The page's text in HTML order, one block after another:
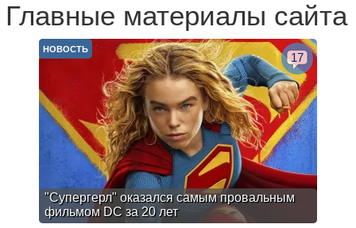
Главные материалы сайта
"Супергерл" оказался самым провальным
фильмом DC за 20 лет
НОВОСТЬ
17